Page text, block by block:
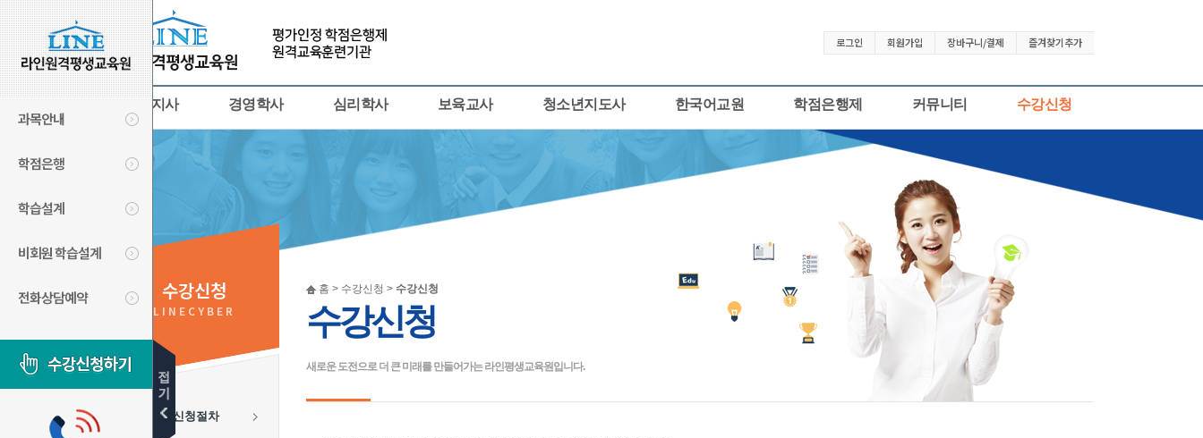
과목안내
학점은행
학습설계
비회원 학습설계
전화상담예약
로그인 회원가입 장바구니/결제 즐겨찾기추가
사회복지사 경영학사 심리학사 보육교사 청소년지도사 한국어교원 학점은행제 커뮤니티 수강신청
수강신청
LINECYBER
수강신청절차
홈 > 수강신청 > 수강신청
수강신청
새로운 도전으로 더 큰 미래를 만들어가는 라인평생교육원입니다.